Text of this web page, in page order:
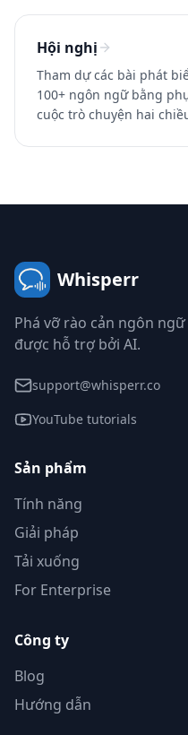
Hội nghị
Tham dự các bài phát
100+ ngôn ngữ bằng
cuộc trò chuyện hai
Whisperr
Phá vỡ rào cản ngôn
được hỗ trợ bởi AI.
support@whisperr.co
YouTube tutorials
Sản phẩm
Tính năng
Giải pháp
Tải xuống
For Enterprise
Công ty
Blog
Hướng dẫn